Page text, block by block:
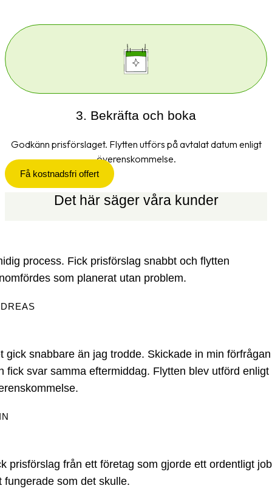
3. Bekräfta och boka
Godkänn prisförslaget. Flytten utförs på avtalat datum enligt
överenskommelse.
Få kostnadsfri offert
Det här säger våra kunder
process. Fick prisförslag snabbt och flytten
som planerat utan problem.
gick snabbare än jag trodde. Skickade in min förfrågan
fick svar samma eftermiddag. Flytten blev utförd enligt
prisförslag från ett företag som gjorde ett ordentligt
fungerade som det skulle.